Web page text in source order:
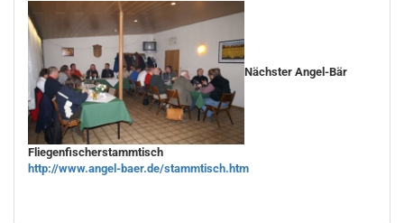
Nächster Angel-Bär
Fliegenfischerstammtisch
http://www.angel-baer.de/stammtisch.htm